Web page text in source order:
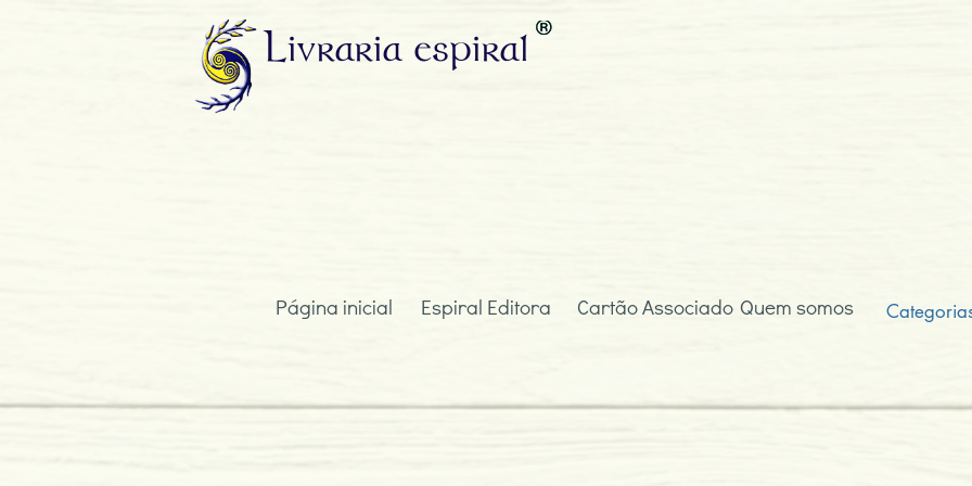
Livraria espiral
Página inicial Espiral Editora Cartão Associado Quem somos